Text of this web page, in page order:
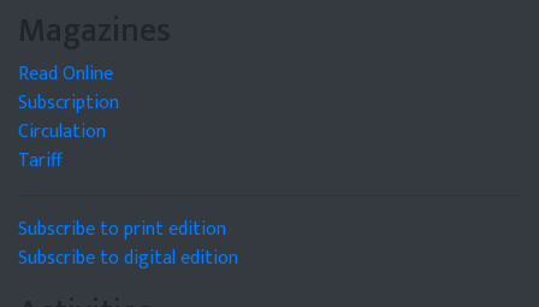
Magazines
Read Online
Subscription
Circulation
Tariff
Subscribe to print edition
Subscribe to digital edition